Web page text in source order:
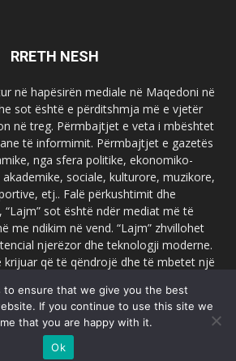
RRETH NESH
në hapësirën mediale në Maqedoni në
sot është e përditshmja më e vjetër
në treg. Përmbajtjet e veta i mbështet
të informimit. Përmbajtjet e gazetës
nga sfera politike, ekonomiko-
sociale, kulturore, muzikore,
etj.. Falë përkushtimit dhe
sot është ndër mediat më të
me ndikim në vend. “Lajm” zhvillohet
njerëzor dhe teknologji moderne.
krijuar që të qëndrojë dhe të mbetet një
“Lajm”, www.lajmpress.org është një
më të njohur në Maqedoni.
lajm.sk@gmail.com
to ensure that we give you the best
If you continue to use this site we
that you are happy with it.
Ok